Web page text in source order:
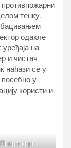
противпожарни
тенку.
одакле
на
и чистач
наћази се у
у
користи и